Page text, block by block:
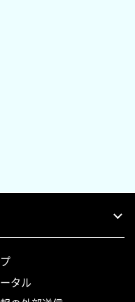
タル